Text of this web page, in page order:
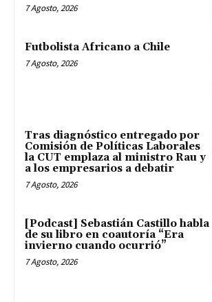
7 Agosto, 2026
Futbolista Africano a Chile
7 Agosto, 2026
Tras diagnóstico entregado por
Comisión de Políticas Laborales
la CUT emplaza al ministro Rau y
a los empresarios a debatir
7 Agosto, 2026
[Podcast] Sebastián Castillo habla
de su libro en coautoría “Era
invierno cuando ocurrió”
7 Agosto, 2026